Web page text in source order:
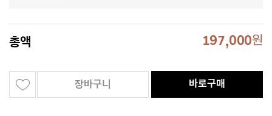
총액 197,000원
장바구니 바로구매